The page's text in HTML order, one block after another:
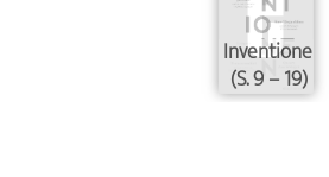
Inventionen
(S. 9 – 19)